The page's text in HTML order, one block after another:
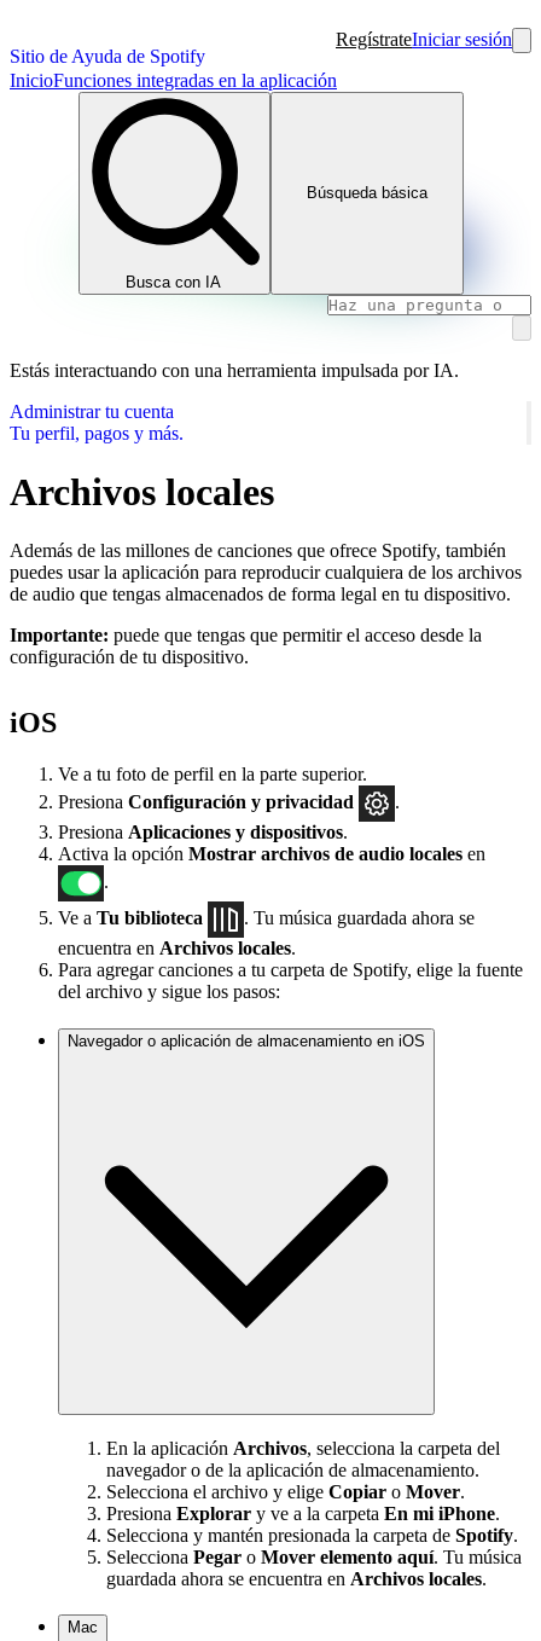
Sitio de Ayuda de Spotify
RegístrateIniciar sesión
InicioFunciones integradas en la aplicación
Busca con IA
Búsqueda básica
Estás interactuando con una herramienta impulsada por IA.
Administrar tu cuenta
Tu perfil, pagos y más.
Archivos locales
Además de las millones de canciones que ofrece Spotify, también
puedes usar la aplicación para reproducir cualquiera de los archivos
de audio que tengas almacenados de forma legal en tu dispositivo.
Importante: puede que tengas que permitir el acceso desde la
configuración de tu dispositivo.
iOS
Ve a tu foto de perfil en la parte superior.
Presiona Configuración y privacidad
.
Presiona Aplicaciones y dispositivos.
Activa la opción Mostrar archivos de audio locales en
.
Ve a Tu biblioteca
. Tu música guardada ahora se
encuentra en Archivos locales.
Para agregar canciones a tu carpeta de Spotify, elige la fuente
del archivo y sigue los pasos:
Navegador o aplicación de almacenamiento en iOS
En la aplicación Archivos, selecciona la carpeta del
navegador o de la aplicación de almacenamiento.
Selecciona el archivo y elige Copiar o Mover.
Presiona Explorar y ve a la carpeta En mi iPhone.
Selecciona y mantén presionada la carpeta de Spotify.
Selecciona Pegar o Mover elemento aquí. Tu música
guardada ahora se encuentra en Archivos locales.
Mac